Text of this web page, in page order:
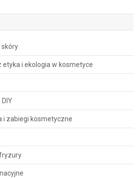
i ekologia w kosmetyce
i zabiegi kosmetyczne